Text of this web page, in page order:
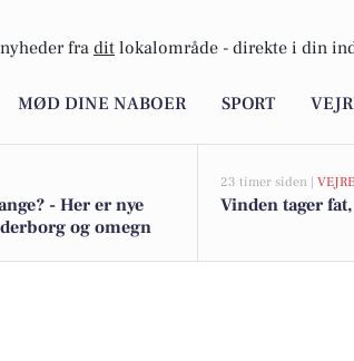
fra dit lokalområde - direkte i din
MØD DINE NABOER SPORT
- Her er nye
og omegn
23 timer siden |
Vinden tager